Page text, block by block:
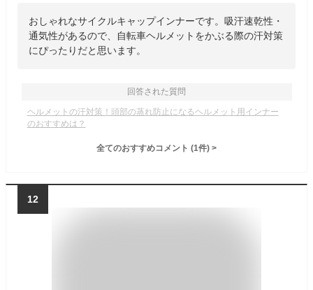
おしゃれなサイクルキャップインナーです。吸汗速乾性・
通気性があるので、自転車ヘルメットをかぶる際の汗対策
にぴったりだと思います。
回答された質問
ヘルメットの汗対策！頭部の蒸れ防止になるヘルメット用インナー
のおすすめは？
全てのおすすめコメント (1件) >
12